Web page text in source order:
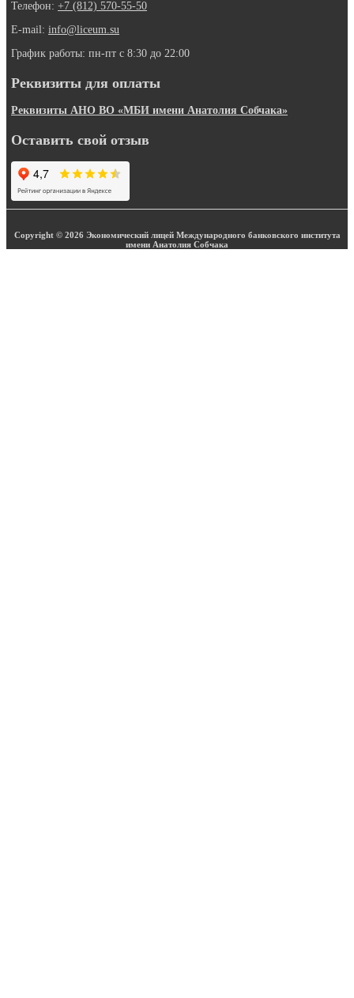
Телефон: +7 (812) 570-55-50
E-mail: info@liceum.su
График работы: пн-пт с 8:30 до 22:00
Реквизиты для оплаты
Реквизиты АНО ВО «МБИ имени Анатолия Собчака»
Оставить свой отзыв
Copyright © 2026 Экономический лицей Международного банковского института
имени Анатолия Собчака